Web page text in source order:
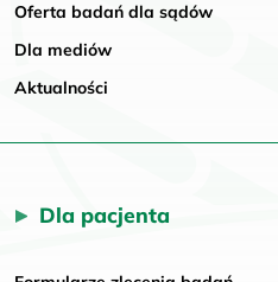
Oferta badań dla sądów
Dla mediów
Aktualności
Dla pacjenta